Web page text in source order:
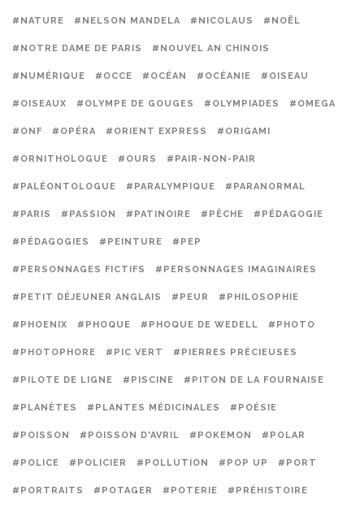
#NATURE #NELSON MANDELA #NICOLAUS #NOËL
#NOTRE DAME DE PARIS #NOUVEL AN CHINOIS
#NUMÉRIQUE #OCCE #OCÉAN #OCÉANIE #OISEAU
#OISEAUX #OLYMPE DE GOUGES #OLYMPIADES #OMEGA
#ONF #OPÉRA #ORIENT EXPRESS #ORIGAMI
#ORNITHOLOGUE #OURS #PAIR-NON-PAIR
#PALÉONTOLOGUE #PARALYMPIQUE #PARANORMAL
#PARIS #PASSION #PATINOIRE #PÊCHE #PÉDAGOGIE
#PÉDAGOGIES #PEINTURE #PEP
#PERSONNAGES FICTIFS #PERSONNAGES IMAGINAIRES
#PETIT DÉJEUNER ANGLAIS #PEUR #PHILOSOPHIE
#PHOENIX #PHOQUE #PHOQUE DE WEDELL #PHOTO
#PHOTOPHORE #PIC VERT #PIERRES PRÉCIEUSES
#PILOTE DE LIGNE #PISCINE #PITON DE LA FOURNAISE
#PLANÈTES #PLANTES MÉDICINALES #POÉSIE
#POISSON #POISSON D'AVRIL #POKEMON #POLAR
#POLICE #POLICIER #POLLUTION #POP UP #PORT
#PORTRAITS #POTAGER #POTERIE #PRÉHISTOIRE